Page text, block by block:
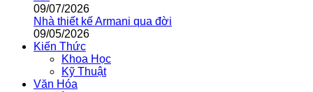
09/07/2026
Nhà thiết kế Armani qua đời
09/05/2026
Kiến Thức
Khoa Học
Kỹ Thuật
Văn Hóa